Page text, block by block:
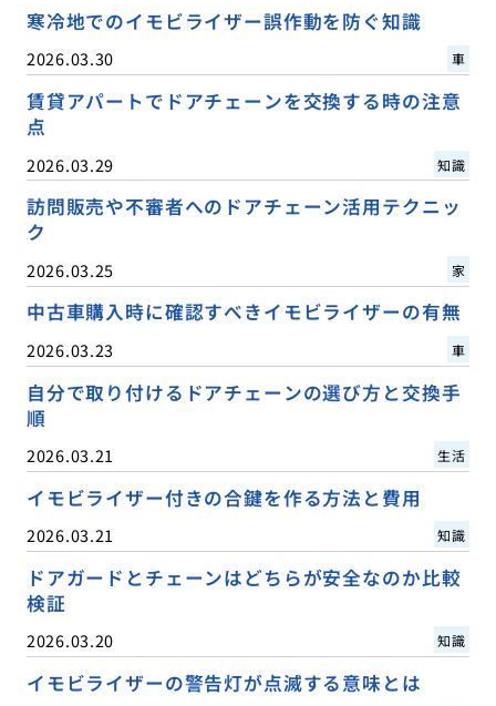
寒冷地でのイモビライザー誤作動を防ぐ知識
2026.03.30 車
賃貸アパートでドアチェーンを交換する時の注意
点
2026.03.29 知識
訪問販売や不審者へのドアチェーン活用テクニッ
ク
2026.03.25 家
中古車購入時に確認すべきイモビライザーの有無
2026.03.23 車
自分で取り付けるドアチェーンの選び方と交換手
順
2026.03.21 生活
イモビライザー付きの合鍵を作る方法と費用
2026.03.21 知識
ドアガードとチェーンはどちらが安全なのか比較
検証
2026.03.20 知識
イモビライザーの警告灯が点滅する意味とは